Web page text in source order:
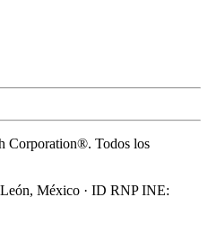
Corporation®. Todos los
México · ID RNP INE: